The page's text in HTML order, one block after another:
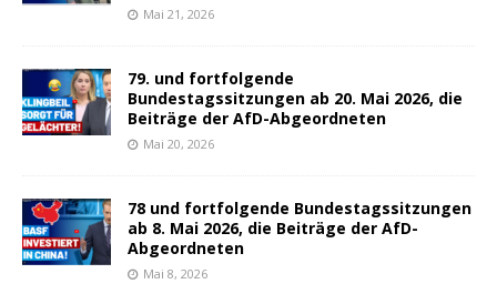
Mai 21, 2026
79. und fortfolgende
Bundestagssitzungen ab 20. Mai 2026, die
Beiträge der AfD-Abgeordneten
Mai 20, 2026
78 und fortfolgende Bundestagssitzungen
ab 8. Mai 2026, die Beiträge der AfD-
Abgeordneten
Mai 8, 2026